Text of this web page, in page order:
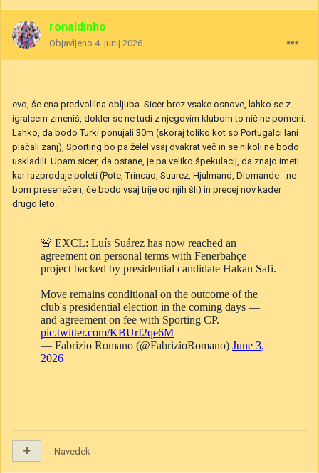
ronaldinho
Objavljeno 4. junij 2026
evo, še ena predvolilna obljuba. Sicer brez vsake osnove, lahko se z
igralcem zmeniš, dokler se ne tudi z njegovim klubom to nič ne pomeni.
Lahko, da bodo Turki ponujali 30m (skoraj toliko kot so Portugalci lani
plačali zanj), Sporting bo pa želel vsaj dvakrat več in se nikoli ne bodo
uskladili. Upam sicer, da ostane, je pa veliko špekulacij, da znajo imeti
kar razprodaje poleti (Pote, Trincao, Suarez, Hjulmand, Diomande - ne
bom presenečen, če bodo vsaj trije od njih šli) in precej nov kader
drugo leto.
Navedek